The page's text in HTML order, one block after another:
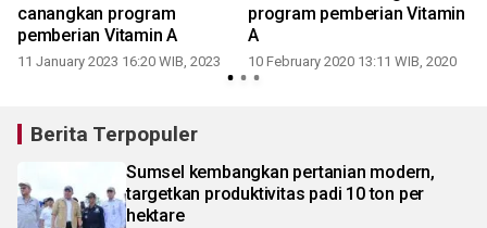
canangkan program
pemberian Vitamin A
11 January 2023 16:20 WIB, 2023
program pemberian Vitamin
A
10 February 2020 13:11 WIB, 2020
Berita Terpopuler
Sumsel kembangkan pertanian modern,
targetkan produktivitas padi 10 ton per
hektare